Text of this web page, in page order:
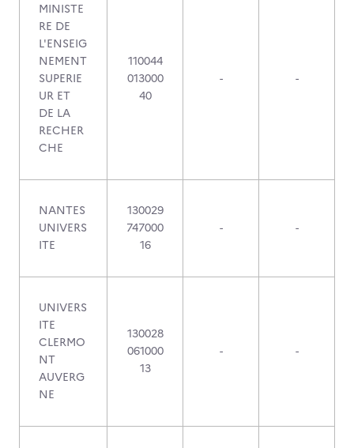
MINISTE
RE DE
L'ENSEIG
NEMENT
SUPERIE
UR ET
DE LA
RECHER
CHE
110044
013000
40
- -
NANTES
UNIVERS
ITE
130029
747000
16
- -
UNIVERS
ITE
CLERMO
NT
AUVERG
NE
130028
061000
13
- -